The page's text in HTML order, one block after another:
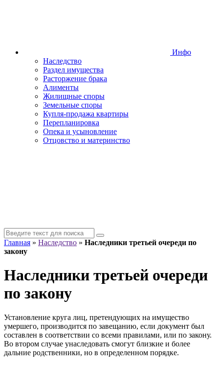
Инфо
Наследство
Раздел имущества
Расторжение брака
Алименты
Жилищные споры
Земельные споры
Купля-продажа квартиры
Перепланировка
Опека и усыновление
Отцовство и материнство
Главная » Наследство » Наследники третьей очереди по
закону
Наследники третьей очереди
по закону
Установление круга лиц, претендующих на имущество
умершего, производится по завещанию, если документ был
составлен в соответствии со всеми правилами, или по закону.
Во втором случае унаследовать смогут близкие и более
дальние родственники, но в определенном порядке.